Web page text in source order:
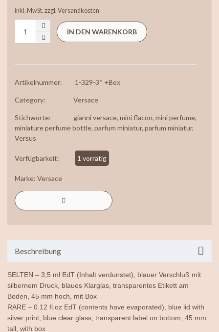
inkl. MwSt. zzgl. Versandkosten
IN DEN WARENKORB
Artikelnummer: 1-329-3* +Box
Category: Versace
Stichworte: gianni versace, mini flacon, mini perfume,
miniature perfume bottle, parfum miniatur, parfum miniatur,
Versus
Verfügbarkeit: 1 vorrätig
Marke: Versace
Beschreibung
SELTEN – 3,5 ml EdT (Inhalt verdunstet), blauer Verschluß mit
silbernem Druck, blaues Klarglas, transparentes Etikett am
Boden, 45 mm hoch, mit Box
RARE – 0.12 fl.oz EdT (contents have evaporated), blue lid with
silver print, blue clear glass, transparent label on bottom, 45 mm
tall, with box